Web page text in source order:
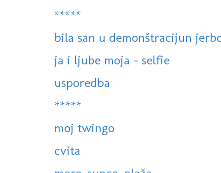
*****
bila san u demonštracijun
ja i ljube moja - selfie
usporedba
*****
moj twingo
cvita